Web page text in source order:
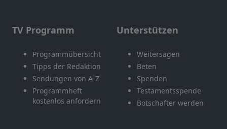
TV Programm
Programmübersicht
Tipps der Redaktion
Sendungen von A-Z
Programmheft
kostenlos anfordern
Unterstützen
Weitersagen
Beten
Spenden
Testamentsspende
Botschafter werden